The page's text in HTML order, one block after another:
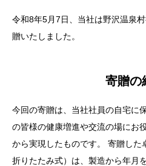
令和8年5月7日、当社は野沢温泉
贈いたしました。
寄贈の
今回の寄贈は、当社社員の自宅に
の皆様の健康増進や交流の場にお
から実現したものです。 寄贈した
折りたたみ式）は、製造から年月